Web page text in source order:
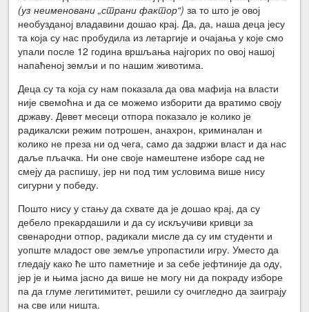
(уз неименовани „страни фактор“)за то што је овој
необузданој владавини дошао крај. Да, да, наша деца јесу
та која су нас пробудила из летаргије и очајања у које смо
упали после 12 година вршљања најгорих по овој нашој
напаћеној земљи и по нашим животима.
Деца су та која су нам показала да ова мафија на власти
није свемоћна и да се можемо изборити да вратимо своју
државу. Девет месеци отпора показало је колико је
радикалски режим потрошен, анахрон, криминалан и
колико не преза ни од чега, само да задржи власт и да нас
даље пљачка. Ни оне своје намештене изборе сад не
смеју да распишу, јер ни под тим условима више нису
сигурни у победу.
Пошто нису у стању да схвате да је дошао крај, да су
дебело прекардашили и да су искључиви кривци за
свенародни отпор, радикали мисле да су им студенти и
уопште младост ове земље упропастили игру. Уместо да
гледају како ће што паметније и за себе јефтиније да оду,
јер је и њима јасно да више не могу ни да покраду изборе
па да глуме легитимитет, решили су очигледно да заиграју
на све или ништа.